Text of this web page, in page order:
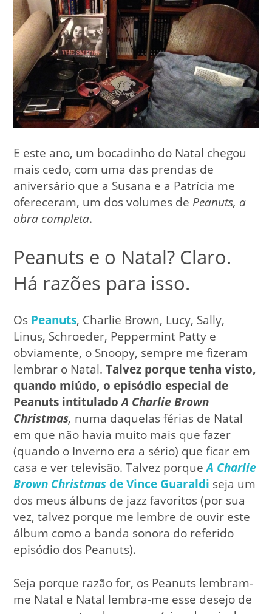
E este ano, um bocadinho do Natal chegou
mais cedo, com uma das prendas de
aniversário que a Susana e a Patrícia me
ofereceram, um dos volumes de Peanuts, a
obra completa.
Peanuts e o Natal? Claro.
Há razões para isso.
Os Peanuts, Charlie Brown, Lucy, Sally,
Linus, Schroeder, Peppermint Patty e
obviamente, o Snoopy, sempre me fizeram
lembrar o Natal.Talvez porque tenha visto,
quando miúdo, o episódio especial de
Peanuts intituladoA Charlie Brown
Christmas, numa daquelas férias de Natal
em que não havia muito mais que fazer
(quando o Inverno era a sério) que ficar em
casa e ver televisão. Talvez porqueA Charlie
Brown Christmasde Vince Guaraldi seja um
dos meus álbuns de jazz favoritos (por sua
vez, talvez porque me lembre de ouvir este
álbum como a banda sonora do referido
episódio dos Peanuts).
Seja porque razão for, os Peanuts lembram-
me Natal e Natal lembra-me esse desejo de